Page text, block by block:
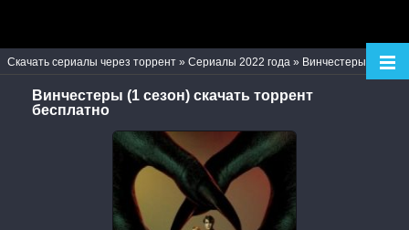
Скачать сериалы через торрент » Сериалы 2022 года » Винчестеры (1 сезон)
Винчестеры (1 сезон) скачать торрент
бесплатно